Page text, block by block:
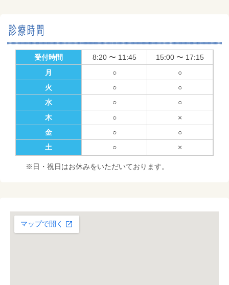
受付時間
月
火
水
木
金
土
8:20 〜 11:45
○
○
○
○
○
○
15:00 〜 17:15
○
○
○
×
○
×
※日・祝日はお休みをいただいております。